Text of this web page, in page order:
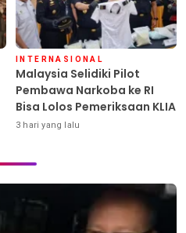
INTERNASIONAL
Malaysia Selidiki Pilot
Pembawa Narkoba ke RI
Bisa Lolos Pemeriksaan KLIA
3 hari yang lalu